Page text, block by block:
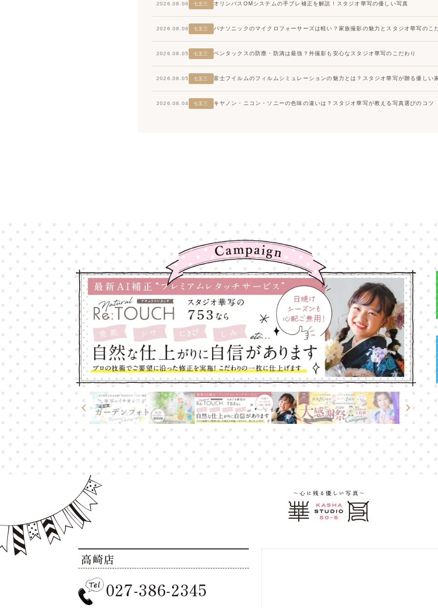
2026.08.06 七五三 オリンパスOMシステムの手ブレ補正を解説！スタジオ華写の優しい写真
2026.08.06 七五三 パナソニックのマイクロフォーサーズは軽い？家族撮影の魅力とスタジオ華写のこ
2026.08.05 七五三 ペンタックスの防塵・防滴は最強？外撮影も安心なスタジオ華写のこだわり
2026.08.05 七五三 富士フイルムのフィルムシミュレーションの魅力とは？スタジオ華写が贈る優しい
2026.08.04 七五三 キヤノン・ニコン・ソニーの色味の違いは？スタジオ華写が教える写真選びのコツ
高崎店
027-386-2345